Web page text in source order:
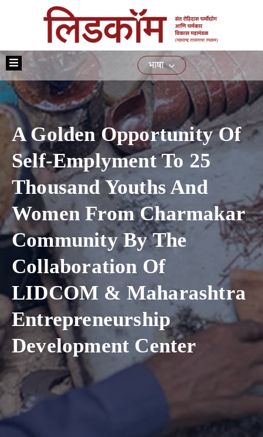
मुख्यपृष्ठ
आमच्या
बद्दल
योजना
प्रशिक्षण
नागरिकांसाठीच्या
सेवा
ई-
निविदा
मिडिया
संपर्क
खरेदी
करा
भाषा
A Golden Opportunity Of
Self-Emplyment To 25
Thousand Youths And
Women From Charmakar
Community By The
Collaboration Of
LIDCOM & Maharashtra
Entrepreneurship
Development Center